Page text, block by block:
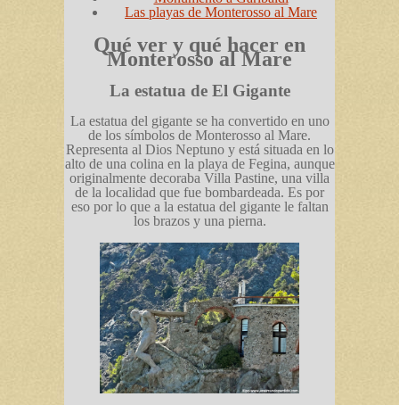
Las playas de Monterosso al Mare
Qué ver y qué hacer en
Monterosso al Mare
La estatua de El Gigante
La estatua del gigante se ha convertido en uno
de los símbolos de Monterosso al Mare.
Representa al Dios Neptuno y está situada en lo
alto de una colina en la playa de Fegina, aunque
originalmente decoraba Villa Pastine, una villa
de la localidad que fue bombardeada. Es por
eso por lo que a la estatua del gigante le faltan
los brazos y una pierna.